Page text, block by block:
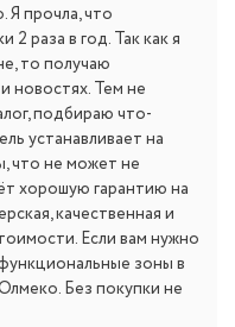
Я прочла, что
раза в год. Так как я
то получаю
новостях. Тем не
подбираю что-
устанавливает на
что не может не
хорошую гарантию на
качественная и
Если вам нужно
зоны в
Без покупки не